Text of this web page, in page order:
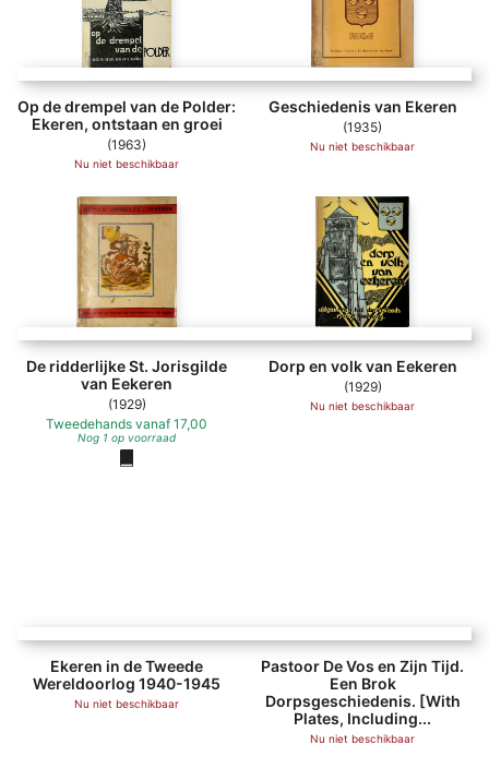
Op de drempel van de Polder:
Ekeren, ontstaan en groei
(1963)
Nu niet beschikbaar
Geschiedenis van Ekeren
(1935)
Nu niet beschikbaar
De ridderlijke St. Jorisgilde
van Eekeren
(1929)
Tweedehands vanaf 17,00
Nog 1 op voorraad
Dorp en volk van Eekeren
(1929)
Nu niet beschikbaar
Ekeren in de Tweede
Wereldoorlog 1940-1945
Nu niet beschikbaar
Pastoor De Vos en Zijn Tijd.
Een Brok
Dorpsgeschiedenis. [With
Plates, Including...
Nu niet beschikbaar